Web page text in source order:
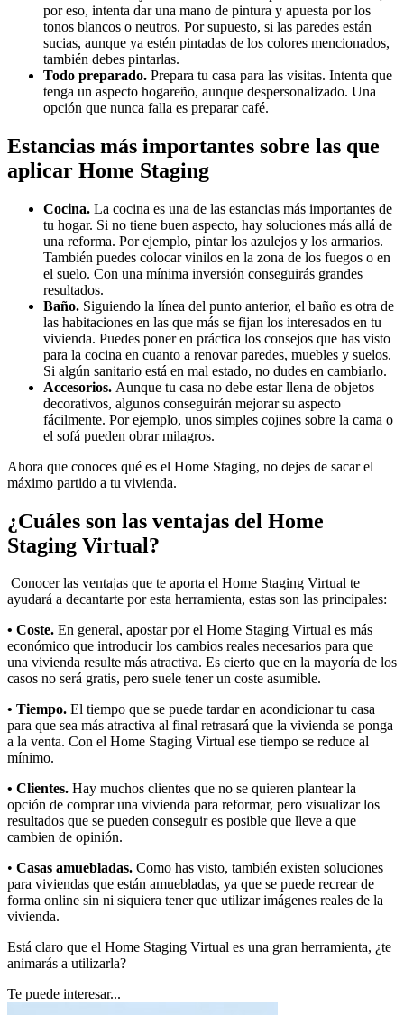
por eso, intenta dar una mano de pintura y apuesta por los
tonos blancos o neutros. Por supuesto, si las paredes están
sucias, aunque ya estén pintadas de los colores mencionados,
también debes pintarlas.
Todo preparado. Prepara tu casa para las visitas. Intenta que
tenga un aspecto hogareño, aunque despersonalizado. Una
opción que nunca falla es preparar café.
Estancias más importantes sobre las que
aplicar Home Staging
Cocina. La cocina es una de las estancias más importantes de
tu hogar. Si no tiene buen aspecto, hay soluciones más allá de
una reforma. Por ejemplo, pintar los azulejos y los armarios.
También puedes colocar vinilos en la zona de los fuegos o en
el suelo. Con una mínima inversión conseguirás grandes
resultados.
Baño. Siguiendo la línea del punto anterior, el baño es otra de
las habitaciones en las que más se fijan los interesados en tu
vivienda. Puedes poner en práctica los consejos que has visto
para la cocina en cuanto a renovar paredes, muebles y suelos.
Si algún sanitario está en mal estado, no dudes en cambiarlo.
Accesorios. Aunque tu casa no debe estar llena de objetos
decorativos, algunos conseguirán mejorar su aspecto
fácilmente. Por ejemplo, unos simples cojines sobre la cama o
el sofá pueden obrar milagros.
Ahora que conoces qué es el Home Staging, no dejes de sacar el
máximo partido a tu vivienda.
¿Cuáles son las ventajas del Home
Staging Virtual?
Conocer las ventajas que te aporta el Home Staging Virtual te
ayudará a decantarte por esta herramienta, estas son las principales:
• Coste. En general, apostar por el Home Staging Virtual es más
económico que introducir los cambios reales necesarios para que
una vivienda resulte más atractiva. Es cierto que en la mayoría de los
casos no será gratis, pero suele tener un coste asumible.
• Tiempo. El tiempo que se puede tardar en acondicionar tu casa
para que sea más atractiva al final retrasará que la vivienda se ponga
a la venta. Con el Home Staging Virtual ese tiempo se reduce al
mínimo.
• Clientes. Hay muchos clientes que no se quieren plantear la
opción de comprar una vivienda para reformar, pero visualizar los
resultados que se pueden conseguir es posible que lleve a que
cambien de opinión.
• Casas amuebladas. Como has visto, también existen soluciones
para viviendas que están amuebladas, ya que se puede recrear de
forma online sin ni siquiera tener que utilizar imágenes reales de la
vivienda.
Está claro que el Home Staging Virtual es una gran herramienta, ¿te
animarás a utilizarla?
Te puede interesar...